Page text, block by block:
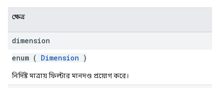
ক্ষেত্র
dimension
enum ( Dimension )
নির্দিষ্ট মাত্রায় ফিল্টার মানদণ্ড প্রয়োগ করে।